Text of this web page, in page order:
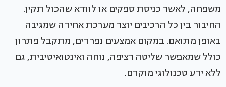
משפחה, לאשר כניסת ספקים או לוודא שהכול תקין.
החיבור בין כל הרכיבים יוצר מערכת אחידה שמגיבה
באופן מתואם. במקום אמצעים נפרדים, מתקבל פתרון
כולל שמאפשר שליטה רציפה, נוחה ואינטואיטיבית, גם
ללא ידע טכנולוגי מוקדם.